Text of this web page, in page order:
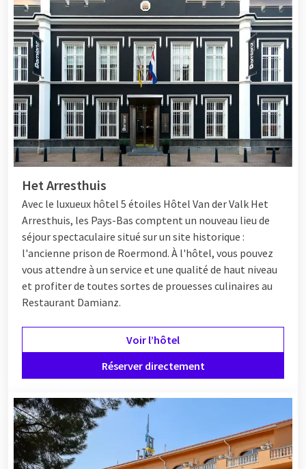
Het Arresthuis
Avec le luxueux hôtel 5 étoiles Hôtel Van der Valk Het
Arresthuis, les Pays-Bas comptent un nouveau lieu de
séjour spectaculaire situé sur un site historique :
l'ancienne prison de Roermond. À l'hôtel, vous pouvez
vous attendre à un service et une qualité de haut niveau
et profiter de toutes sortes de prouesses culinaires au
Restaurant Damianz.
Voir l’hôtel
Réserver directement